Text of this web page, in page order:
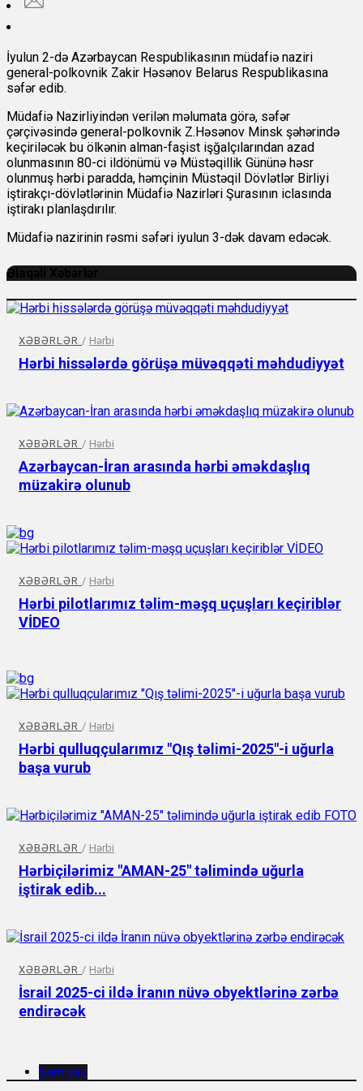
İyulun 2-də Azərbaycan Respublikasının müdafiə naziri
general-polkovnik Zakir Həsənov Belarus Respublikasına
səfər edib.
Müdafiə Nazirliyindən verilən məlumata görə, səfər
çərçivəsində general-polkovnik Z.Həsənov Minsk şəhərində
keçiriləcək bu ölkənin alman-faşist işğalçılarından azad
olunmasının 80-ci ildönümü və Müstəqillik Gününə həsr
olunmuş hərbi paradda, həmçinin Müstəqil Dövlətlər Birliyi
iştirakçı-dövlətlərinin Müdafiə Nazirləri Şurasının iclasında
iştirakı planlaşdırılır.
Müdafiə nazirinin rəsmi səfəri iyulun 3-dək davam edəcək.
Əlaqəli Xəbərlər
XƏBƏRLƏR / Hərbi
Hərbi hissələrdə görüşə müvəqqəti məhdudiyyət
XƏBƏRLƏR / Hərbi
Azərbaycan-İran arasında hərbi əməkdaşlıq
müzakirə olunub
XƏBƏRLƏR / Hərbi
Hərbi pilotlarımız təlim-məşq uçuşları keçiriblər
VİDEO
XƏBƏRLƏR / Hərbi
Hərbi qulluqçularımız "Qış təlimi-2025"-i uğurla
başa vurub
XƏBƏRLƏR / Hərbi
Hərbiçilərimiz "AMAN-25" təlimində uğurla
iştirak edib...
XƏBƏRLƏR / Hərbi
İsrail 2025-ci ildə İranın nüvə obyektlərinə zərbə
endirəcək
Şərh yaz